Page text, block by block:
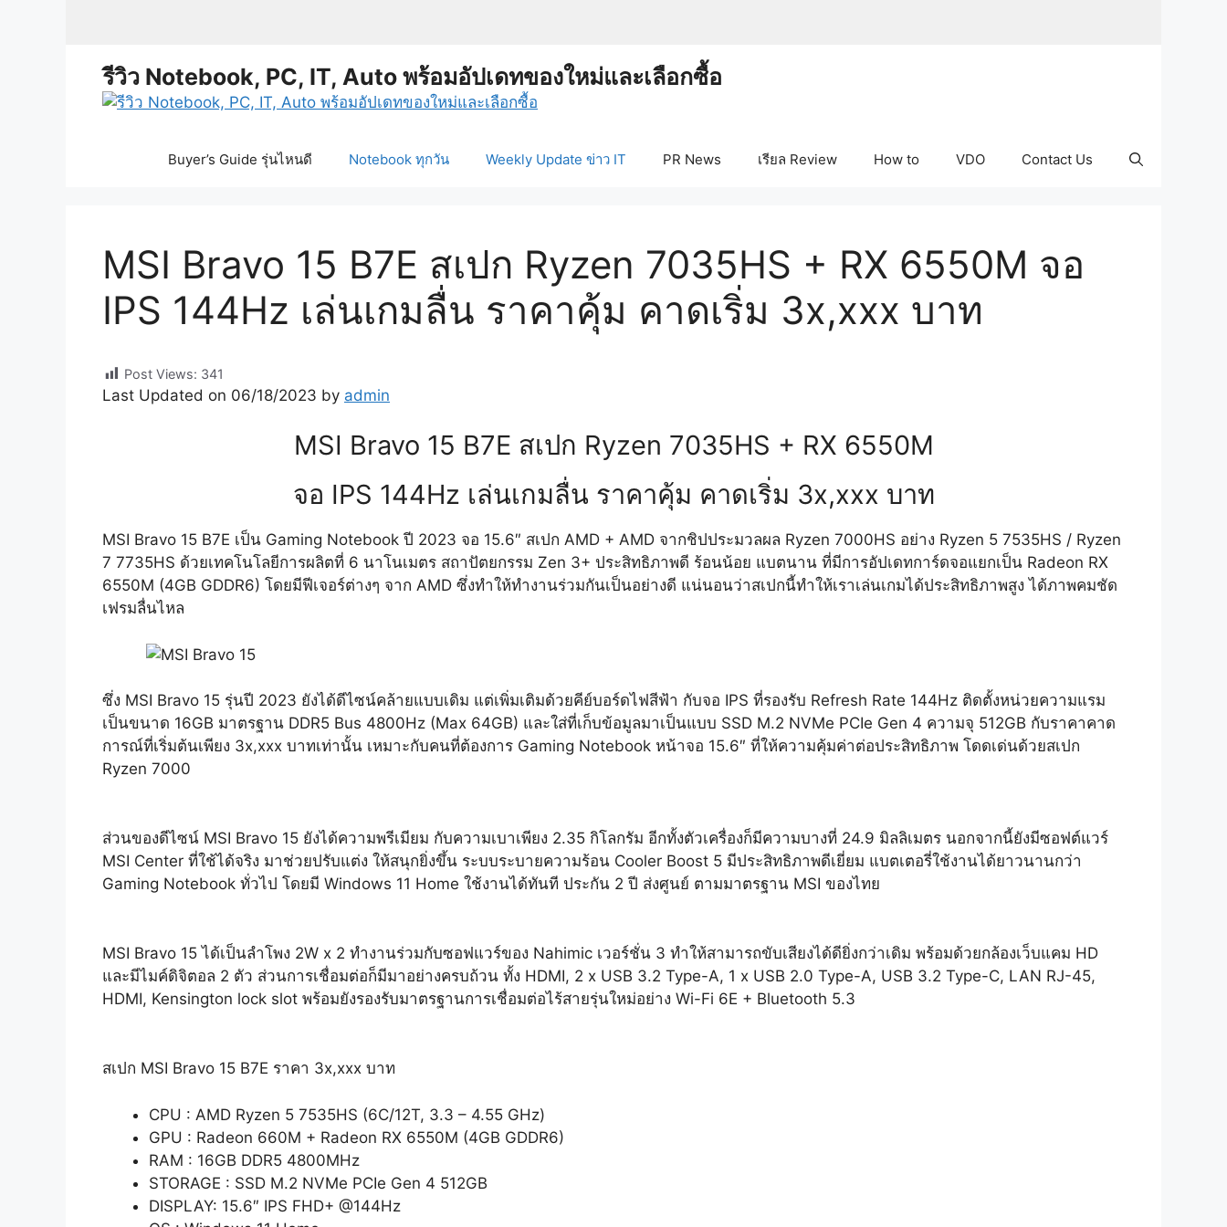
รีวิว Notebook, PC, IT, Auto พร้อมอัปเดทของใหม่และเลือกซื้อ
Buyer’s Guide รุ่นไหนดี Notebook ทุกวัน Weekly Update ข่าว IT PR News เรียล Review How to VDO Contact Us
MSI Bravo 15 B7E สเปก Ryzen 7035HS + RX 6550M จอ
IPS 144Hz เล่นเกมลื่น ราคาคุ้ม คาดเริ่ม 3x,xxx บาท
Post Views: 341
Last Updated on 06/18/2023 by admin
MSI Bravo 15 B7E สเปก Ryzen 7035HS + RX 6550M
จอ IPS 144Hz เล่นเกมลื่น ราคาคุ้ม คาดเริ่ม 3x,xxx บาท
MSI Bravo 15 B7E เป็น Gaming Notebook ปี 2023 จอ 15.6″ สเปก AMD + AMD จากชิปประมวลผล Ryzen 7000HS อย่าง Ryzen 5 7535HS / Ryzen
7 7735HS ด้วยเทคโนโลยีการผลิตที่ 6 นาโนเมตร สถาปัตยกรรม Zen 3+ ประสิทธิภาพดี ร้อนน้อย แบตนาน ที่มีการอัปเดทการ์ดจอแยกเป็น Radeon RX
6550M (4GB GDDR6) โดยมีฟีเจอร์ต่างๆ จาก AMD ซึ่งทำให้ทำงานร่วมกันเป็นอย่างดี แน่นอนว่าสเปกนี้ทำให้เราเล่นเกมได้ประสิทธิภาพสูง ได้ภาพคมชัด
เฟรมลื่นไหล
ซึ่ง MSI Bravo 15 รุ่นปี 2023 ยังได้ดีไซน์คล้ายแบบเดิม แต่เพิ่มเติมด้วยคีย์บอร์ดไฟสีฟ้า กับจอ IPS ที่รองรับ Refresh Rate 144Hz ติดตั้งหน่วยความแรม
เป็นขนาด 16GB มาตรฐาน DDR5 Bus 4800Hz (Max 64GB) และใส่ที่เก็บข้อมูลมาเป็นแบบ SSD M.2 NVMe PCIe Gen 4 ความจุ 512GB กับราคาคาด
การณ์ที่เริ่มต้นเพียง 3x,xxx บาทเท่านั้น เหมาะกับคนที่ต้องการ Gaming Notebook หน้าจอ 15.6″ ที่ให้ความคุ้มค่าต่อประสิทธิภาพ โดดเด่นด้วยสเปก
Ryzen 7000
ส่วนของดีไซน์ MSI Bravo 15 ยังได้ความพรีเมียม กับความเบาเพียง 2.35 กิโลกรัม อีกทั้งตัวเครื่องก็มีความบางที่ 24.9 มิลลิเมตร นอกจากนี้ยังมีซอฟต์แวร์
MSI Center ที่ใช้ได้จริง มาช่วยปรับแต่ง ให้สนุกยิ่งขึ้น ระบบระบายความร้อน Cooler Boost 5 มีประสิทธิภาพดีเยี่ยม แบตเตอรี่ใช้งานได้ยาวนานกว่า
Gaming Notebook ทั่วไป โดยมี Windows 11 Home ใช้งานได้ทันที ประกัน 2 ปี ส่งศูนย์ ตามมาตรฐาน MSI ของไทย
MSI Bravo 15 ได้เป็นลำโพง 2W x 2 ทำงานร่วมกับซอฟแวร์ของ Nahimic เวอร์ชั่น 3 ทำให้สามารถขับเสียงได้ดียิ่งกว่าเดิม พร้อมด้วยกล้องเว็บแคม HD
และมีไมค์ดิจิตอล 2 ตัว ส่วนการเชื่อมต่อก็มีมาอย่างครบถ้วน ทั้ง HDMI, 2 x USB 3.2 Type-A, 1 x USB 2.0 Type-A, USB 3.2 Type-C, LAN RJ-45,
HDMI, Kensington lock slot พร้อมยังรองรับมาตรฐานการเชื่อมต่อไร้สายรุ่นใหม่อย่าง Wi-Fi 6E + Bluetooth 5.3
สเปก MSI Bravo 15 B7E ราคา 3x,xxx บาท
CPU : AMD Ryzen 5 7535HS (6C/12T, 3.3 – 4.55 GHz)
GPU : Radeon 660M + Radeon RX 6550M (4GB GDDR6)
RAM : 16GB DDR5 4800MHz
STORAGE : SSD M.2 NVMe PCIe Gen 4 512GB
DISPLAY: 15.6″ IPS FHD+ @144Hz